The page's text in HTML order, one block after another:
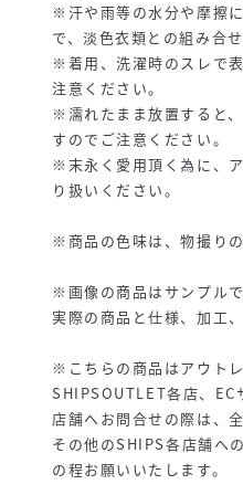
※汗や雨等の水分や摩擦
で、淡色衣類との組み合
※着用、洗濯時のスレで
注意ください。
※濡れたまま放置すると
すのでご注意ください。
※末永く愛用頂く為に、
り扱いください。
※商品の色味は、物撮り
※画像の商品はサンプルで
実際の商品と仕様、加工
※こちらの商品はアウト
SHIPSOUTLET各店、EC
店舗へお問合せの際は、
その他のSHIPS各店舗へ
の程お願いいたします。